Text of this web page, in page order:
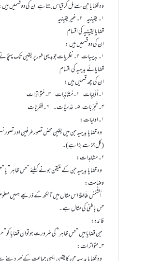
وہ قضایا جن سے مل کر قیاس بنتاہے ان کی دوقسمیں
۱۔ یقینیہ ۲۔ غیر یقینیہ
قضایا یقینیہ کی اقسام
ان کی دوقسمیں ہیں :
۱۔ بدیہیات ۲۔ نظریات جوبدیہی طورپر یقین تک پہنچانے والے ہوں۔
قضایائے بدیہیہ کی اقسام
ان کی چھ قسمیں ہیں:
۱۔أَوَّلِیَات ۲۔مُشَاہَدَات ۳۔ مُتَوَاتِرَات
۴۔ تَجْرِبَات ۵۔ حَدْسِیَّات۔ ۶۔فِطْرِیَّات
۱۔اولیات:
وہ قضایا بدیہیہ جن میں یقین محض تصور طرفین
(کل جز سے بڑا ہے)۔
۲۔ مشاہدات:
وہ قضایا بدیہیہ جن کے متیقن ہونے کیلئے ”حس ظاہر”
وضاحت:
أَلشَّمْسُ طَالِعَۃٌ اس مثال میں آنکھ کے ذریعے ہمیں
حس باطنی کی مثال ہے۔
فائدہ:
جن قضایا میں ”حسِ ظاہر” کی ضرورت ہوتوان قضایا
۳۔متواترات: